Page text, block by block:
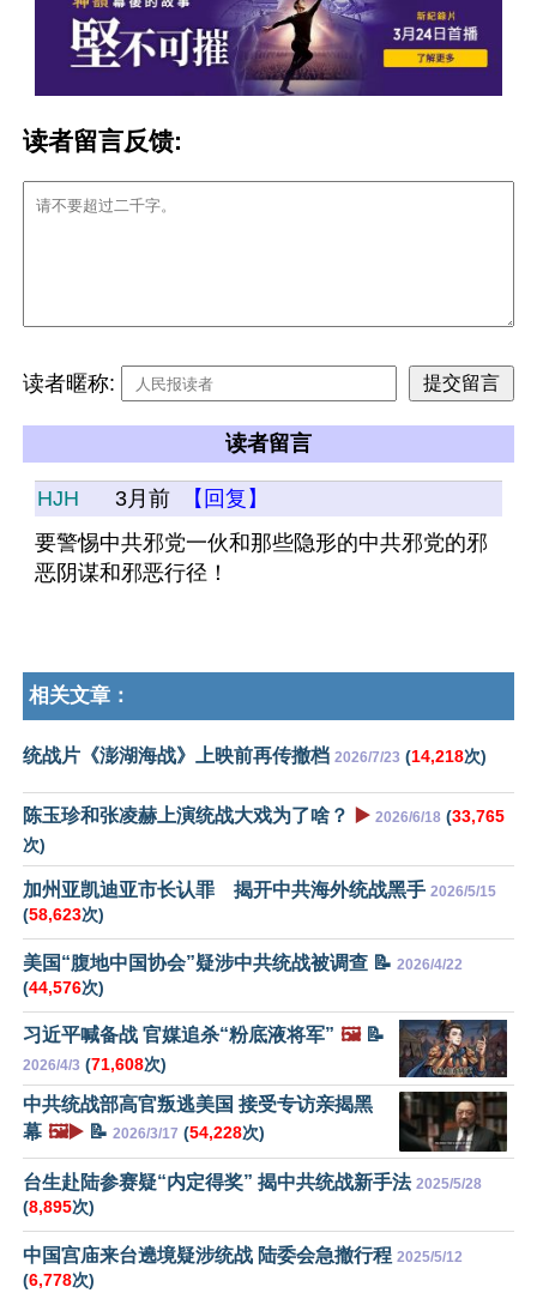
读者留言反馈:
读者暱称:
读者留言
HJH 3月前
【回复】
要警惕中共邪党一伙和那些隐形的中共邪党的邪
恶阴谋和邪恶行径！
相关文章：
统战片《澎湖海战》上映前再传撤档 2026/7/23 (14,218次)
陈玉珍和张凌赫上演统战大戏为了啥？ ▶️ 2026/6/18 (33,765
次)
加州亚凯迪亚市长认罪 揭开中共海外统战黑手 2026/5/15
(58,623次)
美国“腹地中国协会”疑涉中共统战被调查 📝 2026/4/22
(44,576次)
习近平喊备战 官媒追杀“粉底液将军” 🖼️📝
2026/4/3 (71,608次)
中共统战部高官叛逃美国 接受专访亲揭黑
幕 🖼️▶️ 📝 2026/3/17 (54,228次)
台生赴陆参赛疑“内定得奖” 揭中共统战新手法 2025/5/28
(8,895次)
中国宫庙来台遶境疑涉统战 陆委会急撤行程 2025/5/12
(6,778次)